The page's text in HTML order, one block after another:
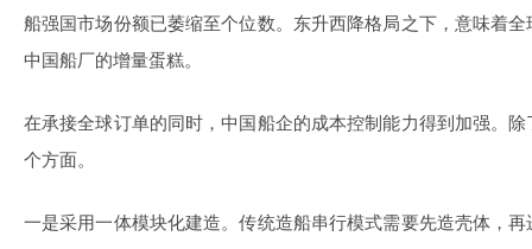
船强国市场份额已萎缩至个位数。东升西降格局之下，意味着
中国船厂的增量蛋糕。
在承接全球订单的同时，中国船企的成本控制能力得到加强。
个方面。
一是采用一体模块化建造。传统造船串行模式需要先造壳体，